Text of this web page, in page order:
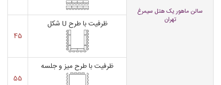
سالن ماهور یک هتل سیمرغ
تهران
ظرفیت با طرح U شکل
45
ظرفیت با طرح میز و جلسه
55